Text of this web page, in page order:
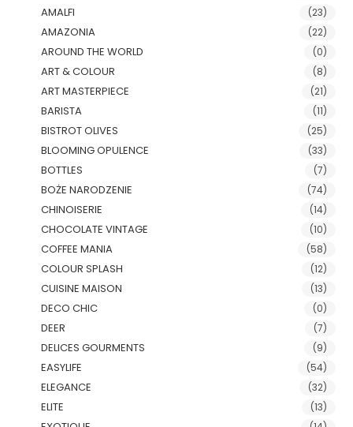
AMALFI (23)
AMAZONIA (22)
AROUND THE WORLD (0)
ART & COLOUR (8)
ART MASTERPIECE (21)
BARISTA (11)
BISTROT OLIVES (25)
BLOOMING OPULENCE (33)
BOTTLES (7)
BOŻE NARODZENIE (74)
CHINOISERIE (14)
CHOCOLATE VINTAGE (10)
COFFEE MANIA (58)
COLOUR SPLASH (12)
CUISINE MAISON (13)
DECO CHIC (0)
DEER (7)
DELICES GOURMENTS (9)
EASYLIFE (54)
ELEGANCE (32)
ELITE (13)